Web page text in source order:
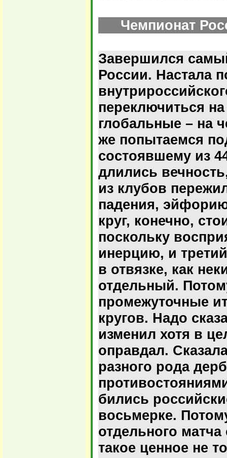
Чемпионат
Завершился
России. Настала
переключиться
глобальные – на
же попытаемся
состоявшему из
длились
из клубов
падения,
круг, конечно,
поскольку
инерцию, и
в отвязке, как
отдельный.
промежуточные
кругов. Надо
изменил хотя в
оправдал.
разного рода
бились
восьмерке.
отдельного
такое ценное не